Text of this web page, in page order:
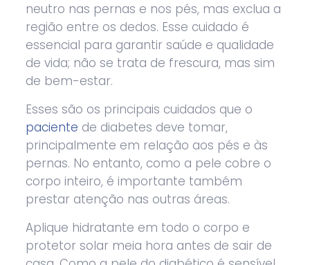
neutro nas pernas e nos pés, mas exclua a
região entre os dedos. Esse cuidado é
essencial para garantir saúde e qualidade
de vida; não se trata de frescura, mas sim
de bem-estar.
Esses são os principais cuidados que o
paciente de diabetes deve tomar,
principalmente em relação aos pés e às
pernas. No entanto, como a pele cobre o
corpo inteiro, é importante também
prestar atenção nas outras áreas.
Aplique hidratante em todo o corpo e
protetor solar meia hora antes de sair de